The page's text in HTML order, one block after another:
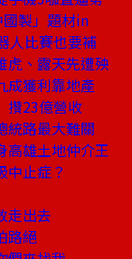
製」題材in
人比賽也要補
、露天先遭殃
獲利靠地產
23億營收
路最大難關
高雄土地仲介王
中止症？
走出去
路絕